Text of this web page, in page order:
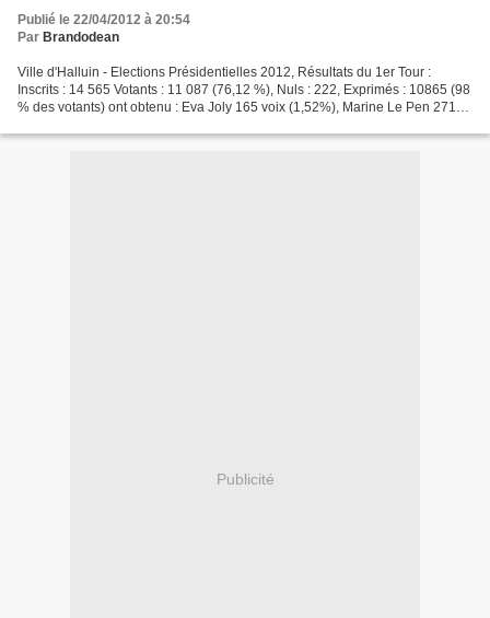
Publié le 22/04/2012 à 20:54
Par Brandodean
Ville d'Halluin - Elections Présidentielles 2012, Résultats du 1er Tour :
Inscrits : 14 565 Votants : 11 087 (76,12 %), Nuls : 222, Exprimés : 10865 (98
% des votants) ont obtenu : Eva Joly 165 voix (1,52%), Marine Le Pen 2710
Publicité